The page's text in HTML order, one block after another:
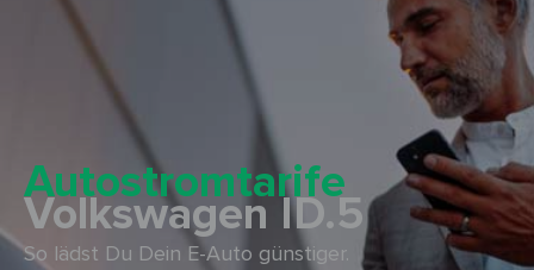
Autostromtarife
Volkswagen ID.5
So lädst Du Dein E-Auto günstiger.